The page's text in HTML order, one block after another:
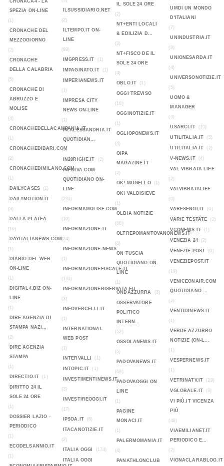
CRONACA4 - LA
SPEZIA ON-LINE
(1)
CRONACHE DEL
MEZZOGIORNO
(2)
CRONACHE
DELLA CALABRIA
(5)
CRONACHE DI
ABRUZZO E
MOLISE
(4)
CRONACHEDELLACAMPANIA.IT
(1)
CRONACHEDIBARI.COM
(2)
CRONACHEDIMILANO.COM
(1)
DAILYCASES
(1)
DAILYMOTION.IT
(3)
DALLA PLATEA
(10)
DAYITALIANEWS.COM
(1)
DIARIO DEL WEB
ON-LINE
(1)
DIGITAL4.BIZ ON-
LINE
(1)
DIRE AGENZIA DI
STAMPA NAZI...
(2)
DIRE AGENZIA
STAMPA
(1)
DIRECTIO.IT
(1)
DIRITTO 24 IL
SOLE 24 ORE
(1)
DOSSIER LAZIO -
PERIODICO
(1)
ECODELSANNIO.IT
(1)
ILSUSSIDIARIO.NET
(2)
ILTEMPO.IT ON-
LINE
(88)
IMGPRESS.IT
(1)
IMPAGINATO.IT (1)
IMPERIANEWS.IT
(1)
IMPRESA CITY
NEWS ON-LINE
(1)
IN.ALESSANDRIA.IT
QUOTIDIAN...
(1)
IN20RIGHE.IT
(2)
INFOIVA.COM
QUOTIDIANO ON-
LINE
(231)
INFORMAMOLISE.COM
(10)
INFORMAZIONE.IT
(24)
INFORMAZIONE.NEWS
(1)
INFORMAZIONEFISCALE.IT
(131)
INFORMAZIONERISERVATA.EU
(3)
INFOVERCELLI.IT
(1)
INTERNATIONAL
WEB POST
(1)
INTERVALLI
(1)
INTOPIC.IT (1)
INVESTIMENTINEWS.IT
(3)
INVESTIREOGGI.IT
(17)
IPSOA.IT
(6)
ITACANOTIZIE.IT
(2)
ITALIA OGGI
(174)
ITALIA OGGI
IL SOLE 24 ORE
(2)
NT+ENTI LOCALI
& EDILIZIA D...
(3)
NT+FISCO DE IL
SOLE 24 ORE
(4)
OBLO.IT
(1)
OGGI TREVISO
(18)
OGGINOTIZIE.IT
(1)
OGLIOPONEWS.IT
(4)
OIPA
MAGAZINE.IT
(2)
OK! MUGELLO
(1)
OK! VALDISIEVE
(1)
OLBIA NOTIZIE
(88)
OLTREPOMANTOVANONEWS.IT
(8)
ON TUSCIA
QUOTIDIANO ON-
LINE
(1)
ONDAZZURRA
(3)
OSSERVATORE
POLITICO
INTERN...
(52)
OSSOLANEWS.IT
(5)
PADOVANEWS.IT
(68)
PADOVAOGGI ON
LINE
(1)
PAGINE
MONACI.IT
(1)
PALERMOMANIA.IT
(4)
PANATHLONCLUB
UMDI UN MONDO
D'ITALIANI
(7)
UNINDUSTRIA.IT
(8)
UNIONESARDA.IT
(4)
UNIVERSONOTIZIE.IT
(5)
UOMO &
MANAGER
(3)
USARCI.IT
(10)
UTILITALIA.IT (5)
UTILITALIA.IT (2)
V-NEWS.IT (4)
VAL VIBRATA LIFE
(2)
VALVIBRATALIFE
(0)
VARESENOI.IT
(0)
VARIE TESTATE (2)
VCONEWS.IT (1)
VENEZIA 24 (2)
VENEZIE POST (0)
VENEZIEPOST.IT
(19)
VENICEONAIR.COM
QUOTIDIANO ...
(2)
VENTIDINEWS.IT
(1)
VERDE AZZURRO
NOTIZIE (ON-L...
(1)
VESPERNEWS.IT
(1)
VETRINATV.IT
(29)
VGLOBALE.IT (3)
VI PIÙ.IT VICENZA
PIÙ
(48)
VIAEMILIANET.IT
PERIODICO E...
(2)
VIGNACLARABLOG.IT